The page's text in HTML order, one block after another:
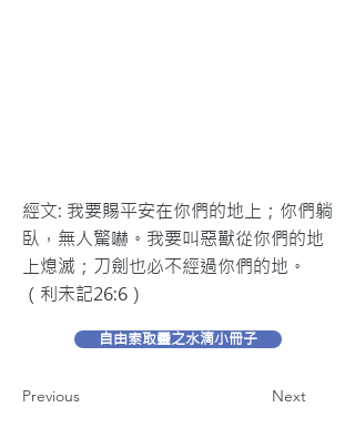
經文: 我要賜平安在你們的地上；你們躺
臥，無人驚嚇。我要叫惡獸從你們的地
上熄滅；刀劍也必不經過你們的地。
（利未記26:6）
自由索取靈之水滴小冊子
Previous Next